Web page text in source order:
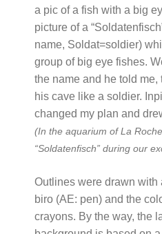
a pic of a fish with a big
picture of a
name, Soldat=soldier)
group of big eye fishes.
the name and he told
his cave like a soldier.
changed my plan and
(In the aquarium of La
“Soldatenfisch” during our
Outlines were drawn with
biro (AE: pen) and the
crayons. By the way, the